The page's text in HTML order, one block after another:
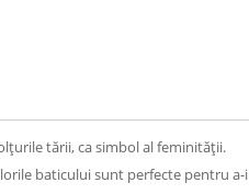
tării, ca simbol al feminității.
baticului sunt perfecte pentru a-i